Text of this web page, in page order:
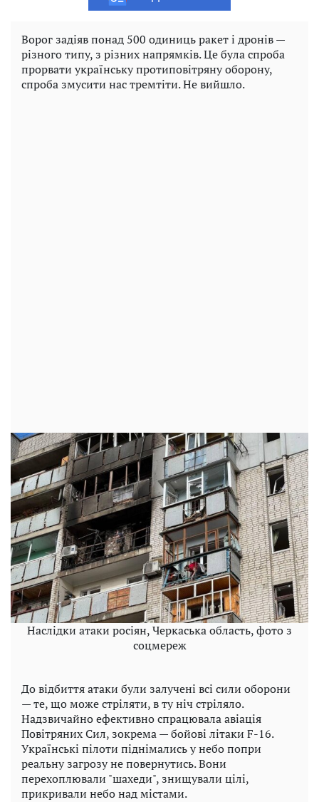
Ворог задіяв понад 500 одиниць ракет і дронів —
різного типу, з різних напрямків. Це була спроба
прорвати українську протиповітряну оборону,
спроба змусити нас тремтіти. Не вийшло.
Наслідки атаки росіян, Черкаська область, фото з
соцмереж
До відбиття атаки були залучені всі сили оборони
— те, що може стріляти, в ту ніч стріляло.
Надзвичайно ефективно спрацювала авіація
Повітряних Сил, зокрема — бойові літаки F-16.
Українські пілоти піднімались у небо попри
реальну загрозу не повернутись. Вони
перехоплювали "шахеди", знищували цілі,
прикривали небо над містами.